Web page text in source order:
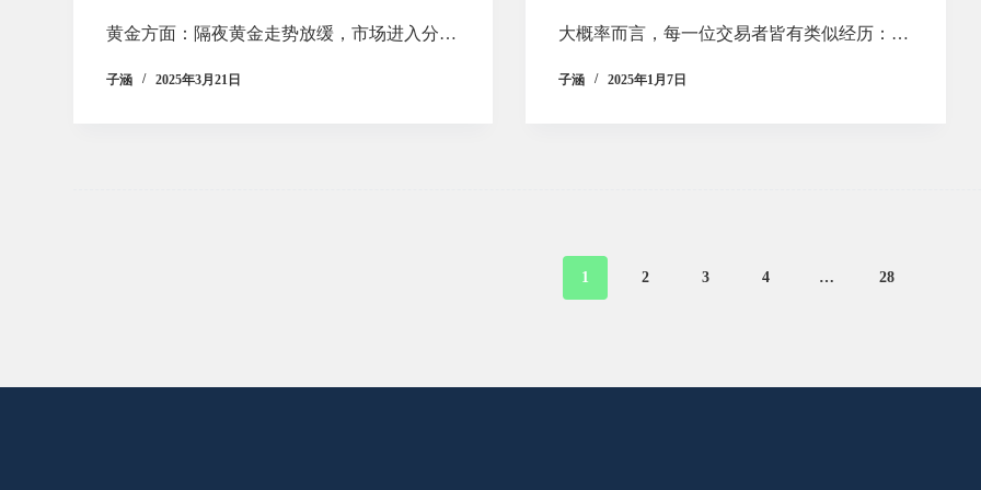
黄金方面：隔夜黄金走势放缓，市场进入分…
子涵 2025年3月21日
大概率而言，每一位交易者皆有类似经历：…
子涵 2025年1月7日
1 2 3 4 … 28